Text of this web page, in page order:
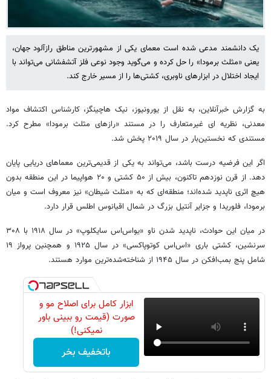
یک دانشمند مدعی شده است معمای یکی از مشهورترین مناطق رازآلود جهان،
یعنی «مثلث برمودا» را حل کرده و می‌گوید وجود نوعی فلز آتشفشانی می‌تواند با
ایجاد اختلال در ابزارهای ناوبری، کشتی‌ها را از مسیر خارج کند.
به گزارش خبرآنلاین، به نقل از یورونیوز، نیک هاچینگز، کارشناس اکتشاف مواد
معدنی، نظریه ای غیرمتعارف را در مستند «رازهای مثلث برمودا» مطرح کرد.
مستندی که نخستین‌بار در سال ۲۰۱۹ پخش شد.
اگر این فرضیه درست باشد، می‌تواند به یکی از قدیمی‌ترین معماهای دریایی پایان
دهد. از قرن نوزدهم تاکنون، بیش از ۵۰ کشتی و ۲۰ هواپیما در این منطقه بدون
هیچ اثری ناپدید شده‌اند؛ منطقه‌ای که به «مثلث شیطان» نیز معروف است و میان
برمودا، فلوریدا و جزایر آنتیل بزرگ در شمال اقیانوس اطلس قرار دارد.
در میان این حوادث، ناپدید شدن ناو «یواس‌اس سایکلوپ» در سال ۱۹۱۸ با ۳۰۸
سرنشین، کشتی باری «اس‌اس کوتوپاکسی» در سال ۱۹۲۵ و همچنین پرواز ۱۹
شامل پنج بمب‌افکن در سال ۱۹۴۵ از شناخته‌شده‌ترین موارد هستند.
ابزار کامل برای اصلاح مو و
صورت (قیمت رو ببینی باور
نمیکنی!)
باتخفیف بخر